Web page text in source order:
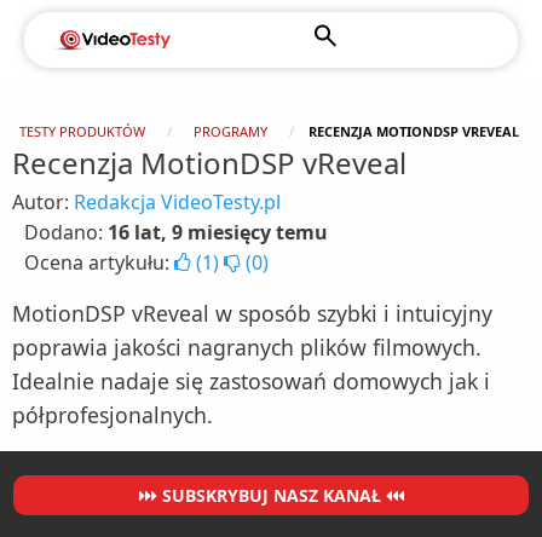
TESTY PRODUKTÓW PROGRAMY RECENZJA MOTIONDSP VREVEAL
Recenzja MotionDSP vReveal
Autor: Redakcja VideoTesty.pl
Dodano: 16 lat, 9 miesięcy temu
Ocena artykułu:
(1) (0)
MotionDSP vReveal w sposób szybki i intuicyjny
poprawia jakości nagranych plików filmowych.
Idealnie nadaje się zastosowań domowych jak i
półprofesjonalnych.
SUBSKRYBUJ NASZ KANAŁ